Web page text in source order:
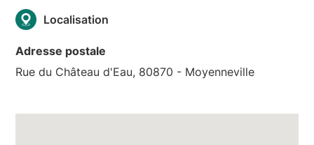
Localisation
Adresse postale
Rue du Château d'Eau, 80870 - Moyenneville